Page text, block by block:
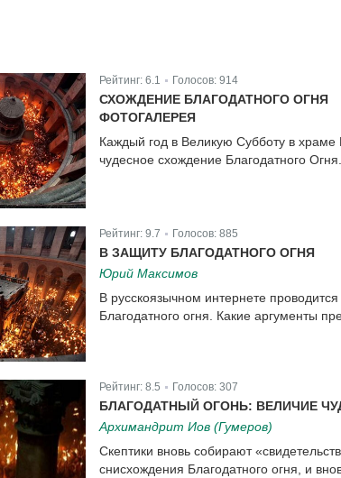
Рейтинг: 6.1 Голосов: 914
СХОЖДЕНИЕ БЛАГОДАТНОГО ОГНЯ
ФОТОГАЛЕРЕЯ
Каждый год в Великую Субботу в
чудесное схождение Благодатного Огня.
Рейтинг: 9.7 Голосов: 885
В ЗАЩИТУ БЛАГОДАТНОГО ОГНЯ
Юрий Максимов
В русскоязычном интернете
Благодатного огня. Какие аргументы
Рейтинг: 8.5 Голосов: 307
БЛАГОДАТНЫЙ ОГОНЬ: ВЕЛИЧИЕ
Архимандрит Иов (Гумеров)
Скептики вновь собирают
снисхождения Благодатного огня, и